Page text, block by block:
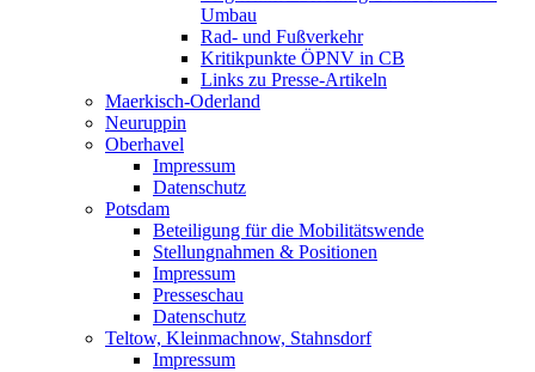
Umbau
Rad- und Fußverkehr
Kritikpunkte ÖPNV in CB
Links zu Presse-Artikeln
Maerkisch-Oderland
Neuruppin
Oberhavel
Impressum
Datenschutz
Potsdam
Beteiligung für die Mobilitätswende
Stellungnahmen & Positionen
Impressum
Presseschau
Datenschutz
Teltow, Kleinmachnow, Stahnsdorf
Impressum